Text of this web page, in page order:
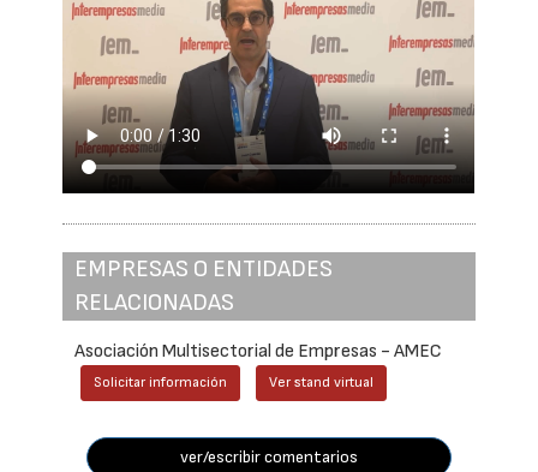
EMPRESAS O ENTIDADES
RELACIONADAS
Asociación Multisectorial de Empresas - AMEC
Solicitar información Ver stand virtual
ver/escribir comentarios